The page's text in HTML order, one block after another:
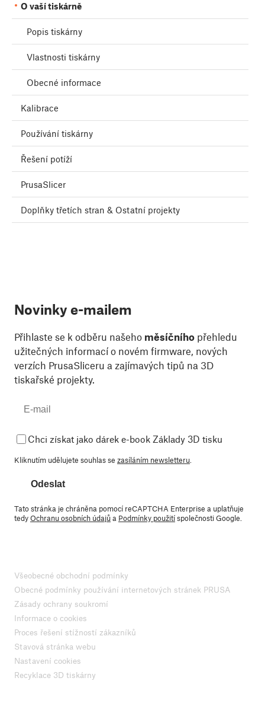
O vaší tiskárně
Popis tiskárny
Vlastnosti tiskárny
Obecné informace
Kalibrace
Používání tiskárny
Řešení potíží
PrusaSlicer
Doplňky třetích stran & Ostatní projekty
Novinky e-mailem
Přihlaste se k odběru našeho měsíčního přehledu
užitečných informací o novém firmware, nových
verzích PrusaSliceru a zajímavých tipů na 3D
tiskařské projekty.
Chci získat jako dárek e-book Základy 3D tisku
Kliknutím udělujete souhlas se zasíláním newsletteru
Odeslat
Tato stránka je chráněna pomocí reCAPTCHA Enterprise a uplatňuje
tedyOchranu osobních údajůa Podmínky použitíspolečnosti Google.
Všeobecné obchodní podmínky
Obecné podmínky používání internetových stránek PRUSA
Zásady ochrany soukromí
Informace o cookies
Proces řešení stížností zákazníků
Stavová stránka webu
Nastavení cookies
Recyklace 3D tiskárny